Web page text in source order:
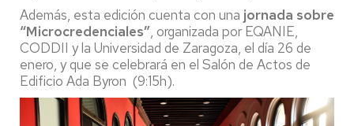
Además, esta edición cuenta con una jornada sobre
“Microcredenciales”, organizada por EQANIE,
CODDII y la Universidad de Zaragoza, el día 26 de
enero, y que se celebrará en el Salón de Actos de
Edificio Ada Byron (9:15h).